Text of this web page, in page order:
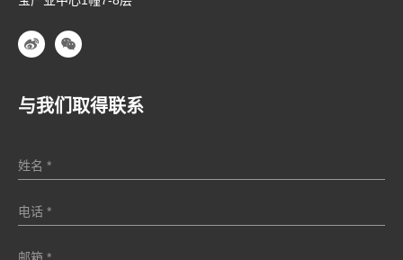
与我们取得联系